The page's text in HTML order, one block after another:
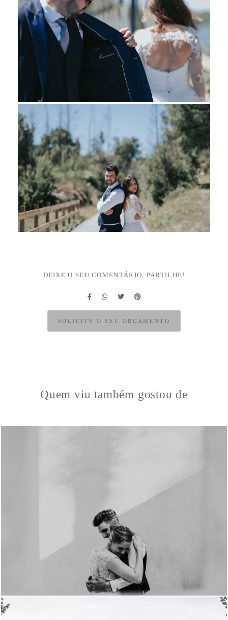
DEIXE O SEU COMENTÁRIO, PARTILHE!
SOLICITE O SEU ORÇAMENTO
Quem viu também gostou de
0